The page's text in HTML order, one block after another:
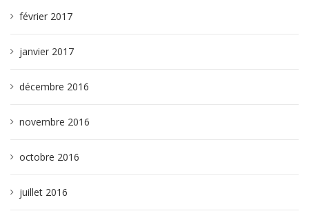
février 2017
janvier 2017
décembre 2016
novembre 2016
octobre 2016
juillet 2016